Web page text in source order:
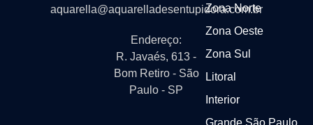
aquarella@aquarelladesentupidora.com.br
Endereço:
R. Javaés, 613 -
Bom Retiro - São
Paulo - SP
Zona Norte
Zona Oeste
Zona Sul
Litoral
Interior